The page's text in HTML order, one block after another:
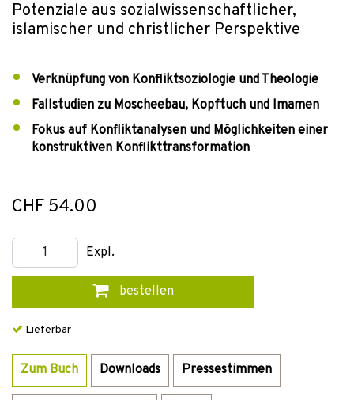
Potenziale aus sozialwissenschaftlicher,
islamischer und christlicher Perspektive
Verknüpfung von Konfliktsoziologie und Theologie
Fallstudien zu Moscheebau, Kopftuch und Imamen
Fokus auf Konfliktanalysen und Möglichkeiten einer
konstruktiven Konflikttransformation
CHF 54.00
Expl.
bestellen
Lieferbar
Zum Buch Downloads Pressestimmen